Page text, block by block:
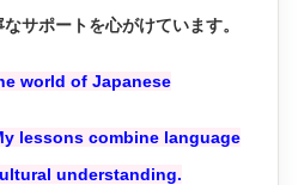
サポートを心がけています。
world of Japanese​
lessons combine language
understanding.